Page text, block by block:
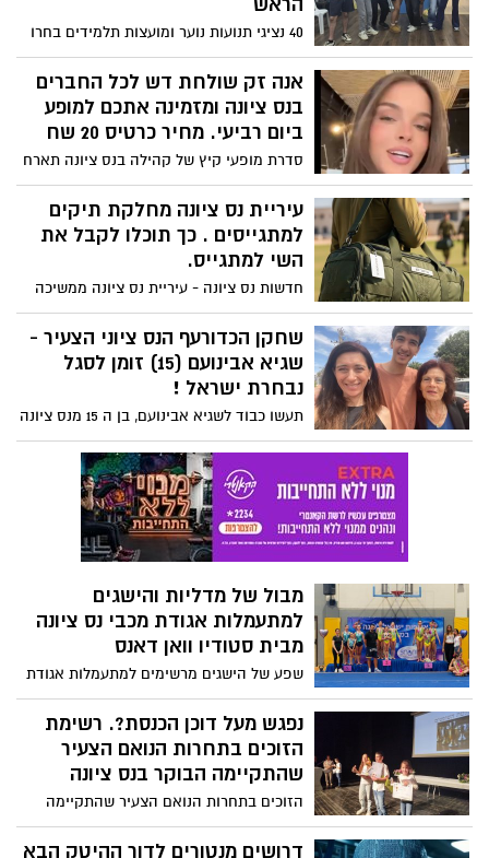
40 נציגי תנועות נוער ומועצות תלמידים בחרו
את ההנהגה לשנה הקרובה. לצדה של הלל
נבחרה הנהגה מלאה: לתפקיד מבקר
הפרלמנט נבחר זו השנה השנייה תום צוברי
(כיתה י"ב, גולדה). לתפקיד המזכ"לים נבחרו
(כיתה ח', גולדה). לתפקיד יושבת ראש ועדת
יושבת ראש ועדת אירועים נבחרה אורין
עמיאל (תיכון בן יהודה), ובתפקיד מקשר
מועצות תלמידים ונציג מחוזי נבחר אלון קרין
(כיתה י', פארק המדע).
אנה זק שולחת דש לכל החברים
בנס ציונה ומזמינה אתכם למופע
ביום רביעי. מחיר כרטיס 20 שח
סדרת מופעי קיץ של קהילה בנס ציונה תארח
ביום רביעי את הזמרת אנה זק וקווין רובין -
צפו בווידאו הזמנה אישית מהזמרת ואושיית
הרשת המצליחה. יום רביעי מגרש האימונים,
רחוב הנבחרת, נס ציונה. לפניה יופיע קווין
עיריית נס ציונה מחלקת תיקים
למתגייסים . כך תוכלו לקבל את
השי למתגייס.
חדשות נס ציונה - עיריית נס ציונה ממשיכה
במסורת חלוקת שי לבני הנוער המתגייסים
לצה"ל. השנה יוענקו צ'ימידנים איכותיים. כך
תוכלו לקבל את השי למתגייס
שחקן הכדורעף הנס ציוני הצעיר -
שגיא אבינועם (15) זומן לסגל
נבחרת ישראל !
תעשו כבוד לשגיא אבינועם, בן ה 15 מנס ציונה
המשחק כדורעף בהפועל SVA רחובות,
המשתתפת בליגת העל לנערים. שגיא זומן
לסגל נבחרת ישראל לנערים !! מברוק שגיא
ובהצלחה !
מבול של מדליות והישגים
למתעמלות אגודת מכבי נס ציונה
מבית סטודיו וואן דאנס
שפע של הישגים מרשימים למתעמלות אגודת
מכבי נס ציונה מבית סטודיו וואן דאנס
בתחרות אליפות ישראל באקרובטיקה
שנערכה במודיעין. אלו שמות הזוכות
במקומות הראשונים! כל הכבוד!
נפגש מעל דוכן הכנסת?. רשימת
הזוכים בתחרות הנואם הצעיר
שהתקיימה הבוקר בנס ציונה
הזוכים בתחרות הנואם הצעיר שהתקיימה
הבוקר בנס ציונה: במקום הראשון - אורי מור
מביה"ס סביונים , מקום שני - מיקה פלטונוב
דרושים מנטורים לדור ההיטק הבא